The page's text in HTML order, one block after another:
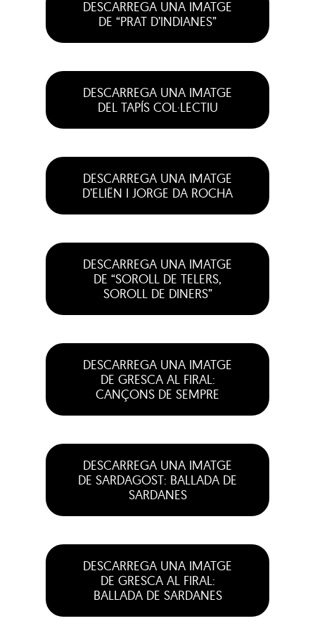
DESCARREGA UNA IMATGE
DE “PRAT D’INDIANES”
DESCARREGA UNA IMATGE
DEL TAPÍS COL·LECTIU
DESCARREGA UNA IMATGE
D’ELIËN I JORGE DA ROCHA
DESCARREGA UNA IMATGE
DE “SOROLL DE TELERS,
SOROLL DE DINERS”
DESCARREGA UNA IMATGE
DE GRESCA AL FIRAL:
CANÇONS DE SEMPRE
DESCARREGA UNA IMATGE
DE SARDAGOST: BALLADA DE
SARDANES
DESCARREGA UNA IMATGE
DE GRESCA AL FIRAL:
BALLADA DE SARDANES